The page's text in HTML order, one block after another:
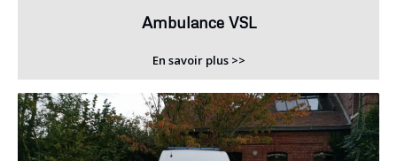
Ambulance VSL
En savoir plus >>